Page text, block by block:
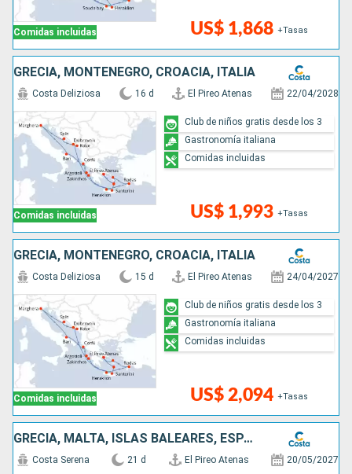
Comidas incluidas US$ 1,868 +Tasas
GRECIA, MONTENEGRO, CROACIA, ITALIA
Comidas incluidas
Costa Deliziosa 16 d El Pireo Atenas 22/04/2028
US$ 1,993 +Tasas
Club de niños gratis desde los 3
Gastronomía italiana
Comidas incluidas
GRECIA, MONTENEGRO, CROACIA, ITALIA
Comidas incluidas
Costa Deliziosa 15 d El Pireo Atenas 24/04/2027
US$ 2,094 +Tasas
Club de niños gratis desde los 3
Gastronomía italiana
Comidas incluidas
GRECIA, MALTA, ISLAS BALEARES, ESPAÑA, FRANCIA, ITALIA
Costa Serena 21 d El Pireo Atenas 20/05/2027